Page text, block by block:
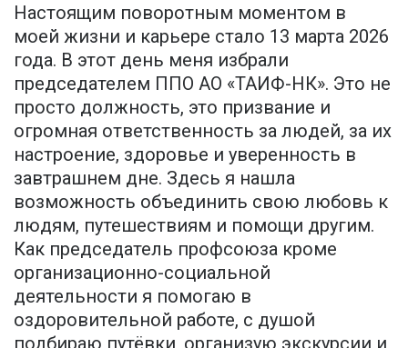
Настоящим поворотным моментом в
моей жизни и карьере стало 13 марта 2026
года. В этот день меня избрали
председателем ППО АО «ТАИФ-НК». Это не
просто должность, это призвание и
огромная ответственность за людей, за их
настроение, здоровье и уверенность в
завтрашнем дне. Здесь я нашла
возможность объединить свою любовь к
людям, путешествиям и помощи другим.
Как председатель профсоюза кроме
организационно-социальной
деятельности я помогаю в
оздоровительной работе, с душой
подбираю путёвки, организую экскурсии и